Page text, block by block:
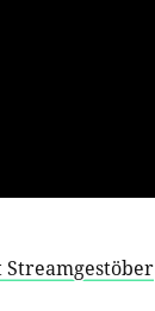
Streamgestöber